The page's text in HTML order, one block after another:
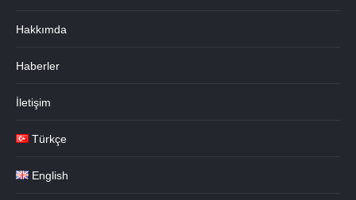
Hakkımda
Haberler
İletişim
Türkçe
English